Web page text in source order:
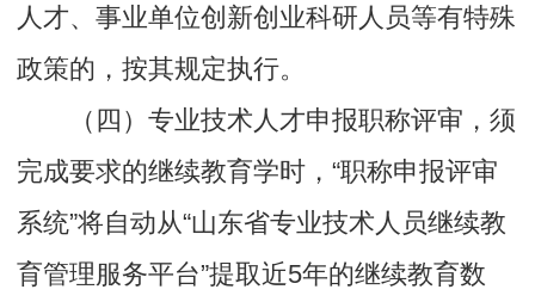
人才、事业单位创新创业科研人员等有特殊
政策的，按其规定执行。
（四）专业技术人才申报职称评审，须
完成要求的继续教育学时，“职称申报评审
系统”将自动从“山东省专业技术人员继续教
育管理服务平台”提取近5年的继续教育数